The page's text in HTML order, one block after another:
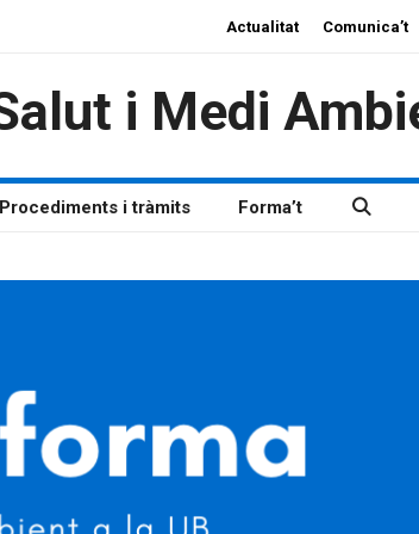
Actualitat Comunica’t
i Medi
Procediments i tràmits Forma’t